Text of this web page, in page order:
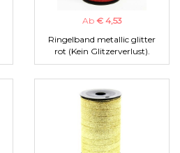
Ab € 4,53
Ringelband metallic glitter
rot (Kein Glitzerverlust).